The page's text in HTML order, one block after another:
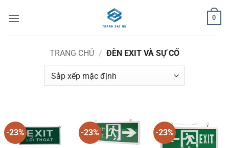
qua
0
TRANG CHỦ / ĐÈN EXIT VÀ SỰ CỐ
-23% -23% -23%